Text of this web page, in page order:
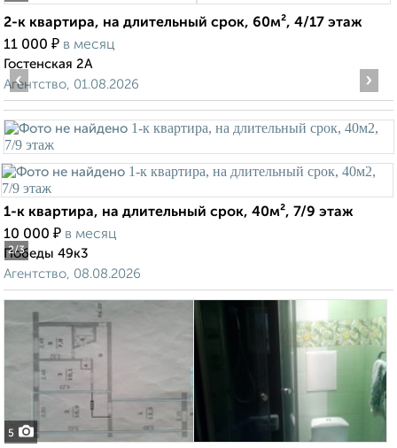
2-к квартира, на длительный срок, 60м², 4/17 этаж
11 000 ₽ в месяц
Гостенская 2А
Агентство, 01.08.2026
2/3
‹ ›
1-к квартира, на длительный срок, 40м², 7/9 этаж
10 000 ₽ в месяц
Победы 49к3
Агентство, 08.08.2026
5